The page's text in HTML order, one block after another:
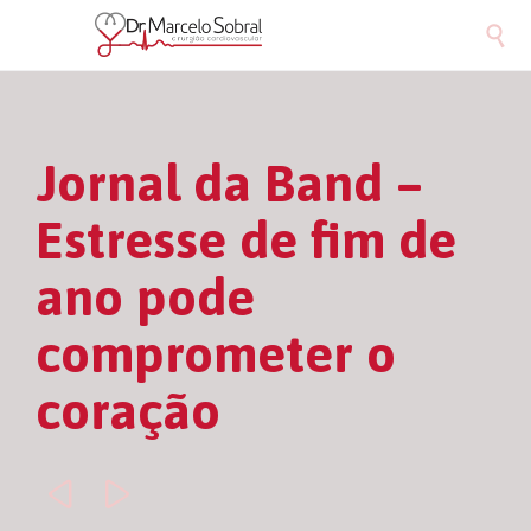

Jornal da Band –
Estresse de fim de
ano pode
comprometer o
coração
 